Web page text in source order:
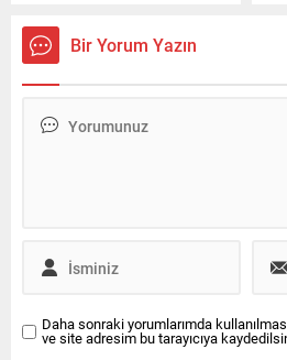
kullanan Mosso’nun abone
sayısı ve buradan elde ettiği
Bir Yorum Yazın
Daha sonraki yorumlarımda
ve site adresim bu tarayıcıya